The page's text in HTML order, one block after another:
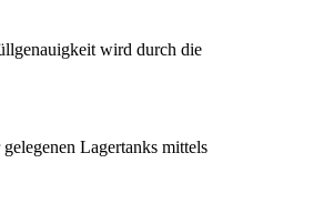
wird durch die
Lagertanks mittels